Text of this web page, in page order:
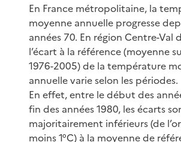
En France métropolitaine, la
moyenne annuelle progresse
années 70. En région Centre-Val
l’écart à la référence (moyenne
1976-2005) de la température
annuelle varie selon les périodes.
En effet, entre le début des
fin des années 1980, les écarts
majoritairement inférieurs (de
moins 1°C) à la moyenne de